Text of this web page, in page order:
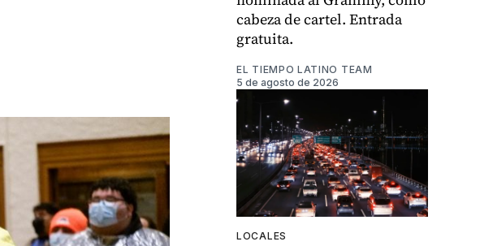
cabeza de cartel. Entrada
gratuita.
EL TIEMPO LATINO TEAM
5 de agosto de 2026
LOCALES